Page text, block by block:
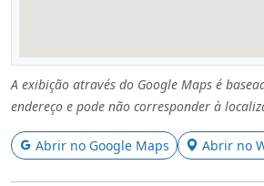
A exibição através do Google Maps é
endereço e pode não corresponder à
Abrir no Google Maps Abrir no